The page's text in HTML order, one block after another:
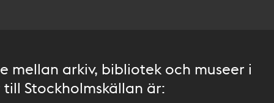
mellan arkiv, bibliotek och museer i
Stockholmskällan är: